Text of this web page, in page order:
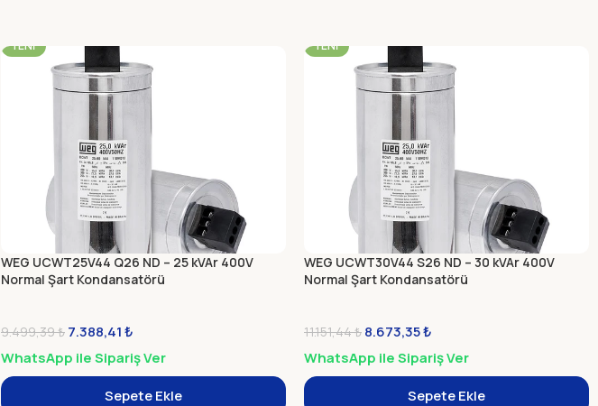
YENI
WEG UCWT25V44 Q26 ND – 25 kVAr 400V
Normal Şart Kondansatörü
9.499,39₺ 7.388,41₺
WhatsApp ile Sipariş Ver
Sepete Ekle
YENI
WEG UCWT30V44 S26 ND – 30 kVAr 400V
Normal Şart Kondansatörü
11.151,44₺ 8.673,35₺
WhatsApp ile Sipariş Ver
Sepete Ekle